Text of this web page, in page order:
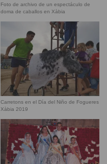
Foto de archivo de un espectáculo de
doma de caballos en Xàbia
Carretons en el Día del Niño de Fogueres
Xàbia 2019